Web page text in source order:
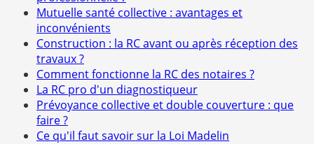
Mutuelle santé collective : avantages et
inconvénients
Construction : la RC avant ou après réception des
travaux ?
Comment fonctionne la RC des notaires ?
La RC pro d'un diagnostiqueur
Prévoyance collective et double couverture : que
faire ?
Ce qu'il faut savoir sur la Loi Madelin